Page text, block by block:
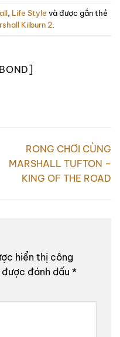
, Life Style và được gắn thẻ
Kilburn 2.
RONG CHƠI CÙNG
MARSHALL TUFTON –
KING OF THE ROAD
hiển thị công
đánh dấu *